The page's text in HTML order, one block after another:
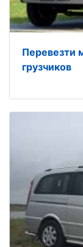
Перевезти
грузчиков